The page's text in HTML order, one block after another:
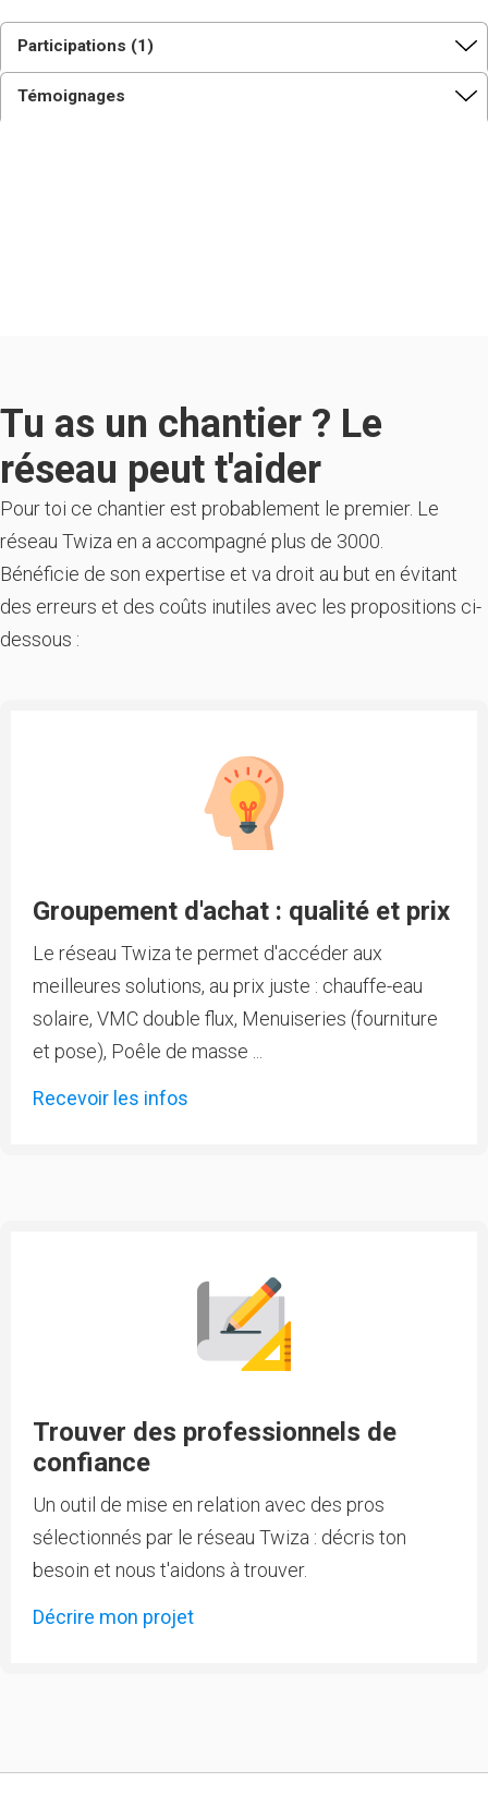
Participations (1)
Témoignages
Tu as un chantier ? Le
réseau peut t'aider
Pour toi ce chantier est probablement le premier. Le
réseau Twiza en a accompagné plus de 3000.
Bénéficie de son expertise et va droit au but en évitant
des erreurs et des coûts inutiles avec les propositions ci-
dessous :
Groupement d'achat : qualité et prix
Le réseau Twiza te permet d'accéder aux
meilleures solutions, au prix juste : chauffe-eau
solaire, VMC double flux, Menuiseries (fourniture
et pose), Poêle de masse ...
Recevoir les infos
Trouver des professionnels de
confiance
Un outil de mise en relation avec des pros
sélectionnés par le réseau Twiza : décris ton
besoin et nous t'aidons à trouver.
Décrire mon projet